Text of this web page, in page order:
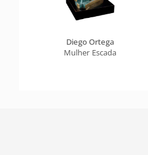
Diego Ortega
Mulher Escada